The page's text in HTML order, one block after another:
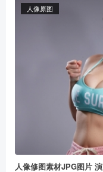
人像原图
人像修图素材JPG图片